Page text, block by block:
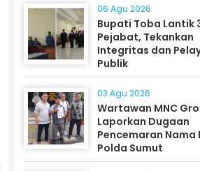
06 Agu 2026
Bupati Toba Lantik
Pejabat, Tekankan
Integritas dan
Publik
03 Agu 2026
Wartawan MNC
Laporkan Dugaan
Pencemaran Nama
Polda Sumut